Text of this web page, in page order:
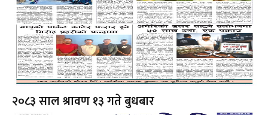
२०८३ साल श्रावण १३ गते बुधबार